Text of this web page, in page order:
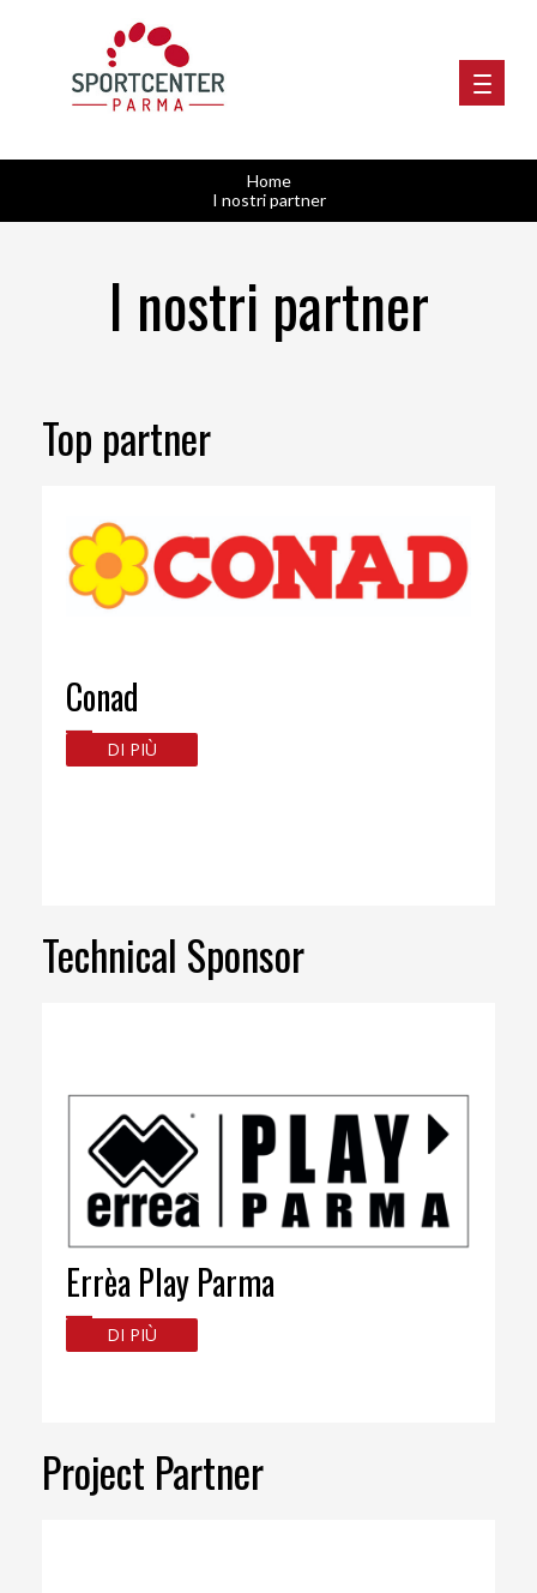
Home
I nostri partner
I nostri partner
Top partner
Conad
DI PIÙ
Technical Sponsor
Errèa Play Parma
DI PIÙ
Project Partner